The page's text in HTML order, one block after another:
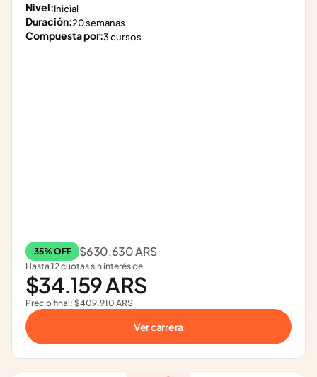
Nivel:Inicial
Duración:20 semanas
Compuesta por:3 cursos
35% OFF $630.630 ARS
Hasta 12 cuotas sin interés de
$34.159 ARS
Precio final: $409.910 ARS
Ver carrera